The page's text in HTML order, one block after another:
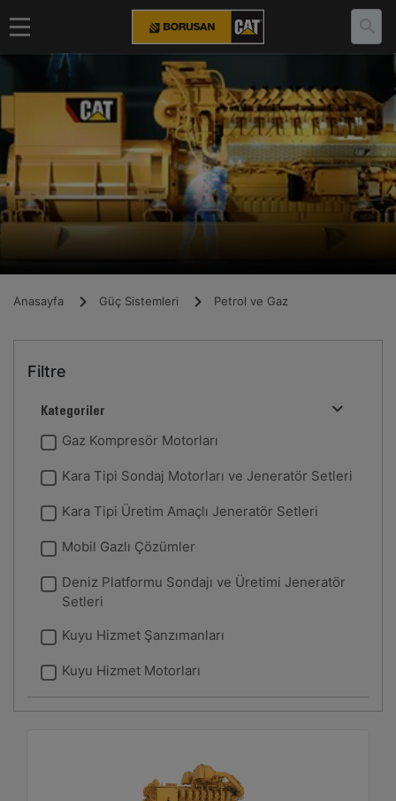
Anasayfa Güç Sistemleri Petrol ve Gaz
Filtre
Kategoriler
Gaz Kompresör Motorları
Kara Tipi Sondaj Motorları ve Jeneratör Setleri
Kara Tipi Üretim Amaçlı Jeneratör Setleri
Mobil Gazlı Çözümler
Deniz Platformu Sondajı ve Üretimi Jeneratör
Setleri
Kuyu Hizmet Şanzımanları
Kuyu Hizmet Motorları